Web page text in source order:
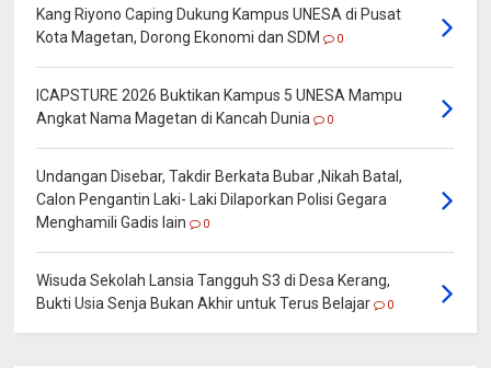
Kang Riyono Caping Dukung Kampus UNESA di Pusat
Kota Magetan, Dorong Ekonomi dan SDM
0
ICAPSTURE 2026 Buktikan Kampus 5 UNESA Mampu
Angkat Nama Magetan di Kancah Dunia
0
Undangan Disebar, Takdir Berkata Bubar ,Nikah Batal,
Calon Pengantin Laki- Laki Dilaporkan Polisi Gegara
Menghamili Gadis lain
0
Wisuda Sekolah Lansia Tangguh S3 di Desa Kerang,
Bukti Usia Senja Bukan Akhir untuk Terus Belajar
0